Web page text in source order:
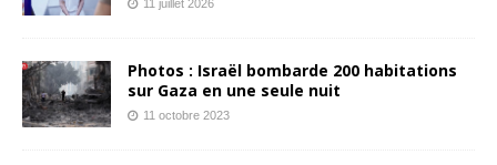
11 juillet 2026
Photos : Israël bombarde 200 habitations
sur Gaza en une seule nuit
11 octobre 2023